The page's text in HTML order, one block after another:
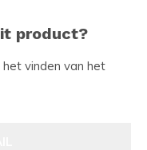
product?
vinden van het